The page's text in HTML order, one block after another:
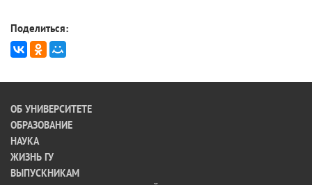
Поделиться:
ОБ УНИВЕРСИТЕТЕ
ОБРАЗОВАНИЕ
НАУКА
ЖИЗНЬ ГУ
ВЫПУСКНИКАМ